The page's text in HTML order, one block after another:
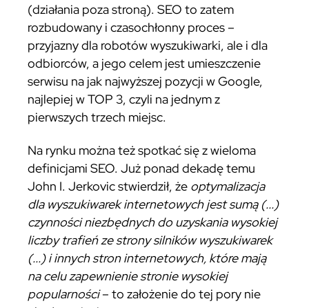
(działania poza stroną). SEO to zatem
rozbudowany i czasochłonny proces –
przyjazny dla robotów wyszukiwarki, ale i dla
odbiorców, a jego celem jest umieszczenie
serwisu na jak najwyższej pozycji w Google,
najlepiej w TOP 3, czyli na jednym z
pierwszych trzech miejsc.
Na rynku można też spotkać się z wieloma
definicjami SEO. Już ponad dekadę temu
John I. Jerkovic stwierdził, że optymalizacja
dla wyszukiwarek internetowych jest sumą (...)
czynności niezbędnych do uzyskania wysokiej
liczby trafień ze strony silników wyszukiwarek
(...) i innych stron internetowych, które mają
na celu zapewnienie stronie wysokiej
popularności– to założenie do tej pory nie